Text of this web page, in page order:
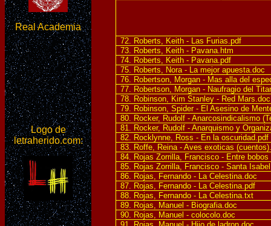
Real Academia
Logo de
letraherido.com:
72. Roberts, Keith - Las Furias.pdf
73. Roberts, Keith - Pavana.htm
74. Roberts, Keith - Pavana.pdf
75. Roberts, Nora - La mejor apuesta.doc
76. Robertson, Morgan - Mas alla del
77. Robertson, Morgan - Naufragio del
78. Robinson, Kim Stanley - Red Mars.doc
79. Robinson, Spider - El Asesino de
80. Rocker, Rudolf - Anarcosindicalismo
81. Rocker, Rudolf - Anarquismo y
82. Rocklynne, Ross - En la oscuridad.pdf
83. Roffe, Reina - Aves exoticas
84. Rojas Zorrilla, Francisco - Entre
85. Rojas Zorrilla, Francisco - Santa
86. Rojas, Fernando - La Celestina.doc
87. Rojas, Fernando - La Celestina.pdf
88. Rojas, Fernando - La Celestina.txt
89. Rojas, Manuel - Biografia.doc
90. Rojas, Manuel - colocolo.doc